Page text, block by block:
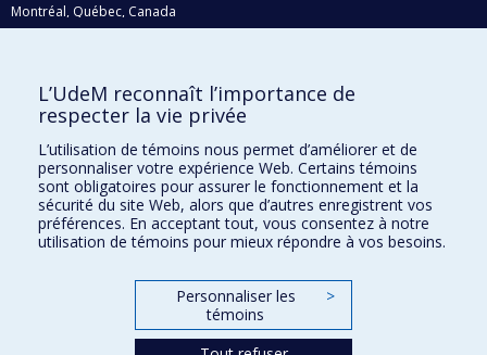
Montréal, Québec, Canada
H3C 3J7
Qui fait quoi?
Nous trouver
Plan du site
Accessibilité
L’UdeM reconnaît l’importance de
respecter la vie privée
L’utilisation de témoins nous permet d’améliorer et de
personnaliser votre expérience Web. Certains témoins
sont obligatoires pour assurer le fonctionnement et la
sécurité du site Web, alors que d’autres enregistrent vos
préférences. En acceptant tout, vous consentez à notre
utilisation de témoins pour mieux répondre à vos besoins.
Personnaliser les
témoins
>